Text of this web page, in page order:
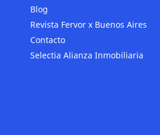
Blog
Revista Fervor x Buenos Aires
Contacto
Selectia Alianza Inmobiliaria